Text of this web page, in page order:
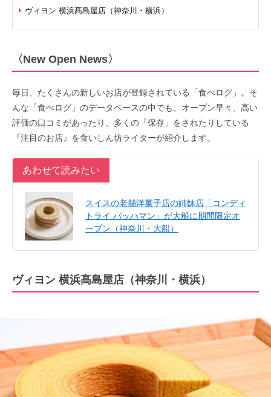
ヴィヨン 横浜髙島屋店（神奈川・横浜）
〈New Open News〉
毎日、たくさんの新しいお店が登録されている「食べログ」。そ
んな「食べログ」のデータベースの中でも、オープン早々、高い
評価の口コミがあったり、多くの「保存」をされたりしている
『注目のお店』を食いしん坊ライターが紹介します。
あわせて読みたい
スイスの老舗洋菓子店の姉妹店「コンディ
トライ バッハマン」が大船に期間限定オ
ープン（神奈川・大船）
ヴィヨン 横浜髙島屋店（神奈川・横浜）